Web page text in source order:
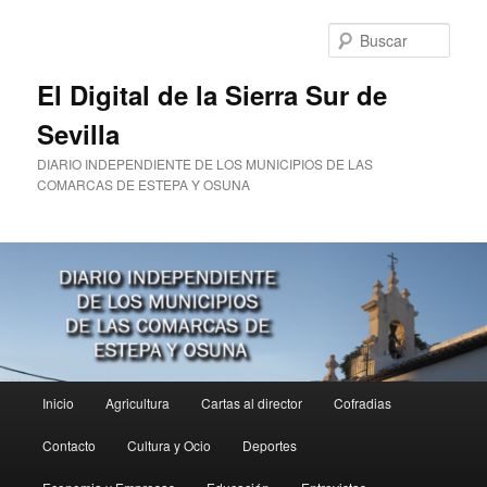
El Digital de la Sierra Sur de
Sevilla
DIARIO INDEPENDIENTE DE LOS MUNICIPIOS DE LAS
COMARCAS DE ESTEPA Y OSUNA
principal
Inicio Agricultura Cartas al director Cofradias
Contacto Cultura y Ocio Deportes